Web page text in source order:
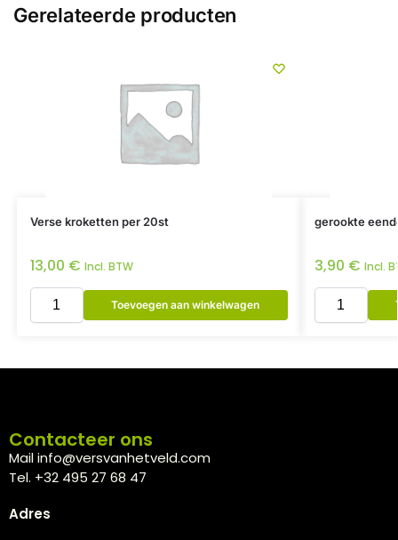
Gerelateerde producten
Verse kroketten per 20st
13,00 € Incl. BTW
Toevoegen aan winkelwagen
gerookte
3,90 € Incl.
Contacteer ons
Mail info@versvanhetveld.com
Tel. +32 495 27 68 47
Adres